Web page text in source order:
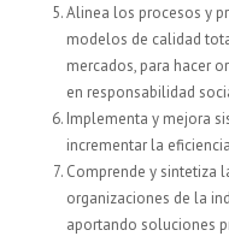
Alinea los procesos y
modelos de calidad
mercados, para hacer
en responsabilidad
Implementa y mejora
incrementar la
Comprende y sintetiza
organizaciones de la
aportando soluciones